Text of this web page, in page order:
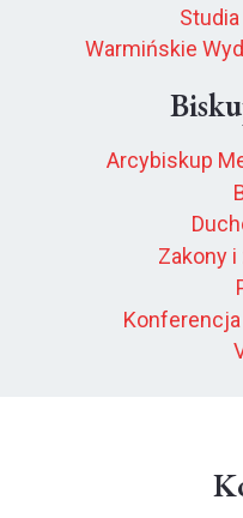
Warmińskie
Arcybiskup
Zakony